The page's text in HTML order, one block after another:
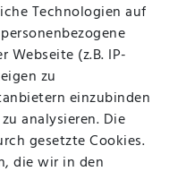
Kontakt
Technologien auf
Webseite (z.B. IP-
zu
einzubinden
analysieren. Die
gesetzte Cookies.
die wir in den